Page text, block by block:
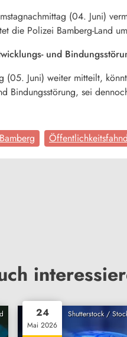
(04. Juni)
die Polizei Bamberg-Land
und
Juni) weiter mitteilt,
Bindungsstörung, sei
Shutterstock /
24
Mai 2026